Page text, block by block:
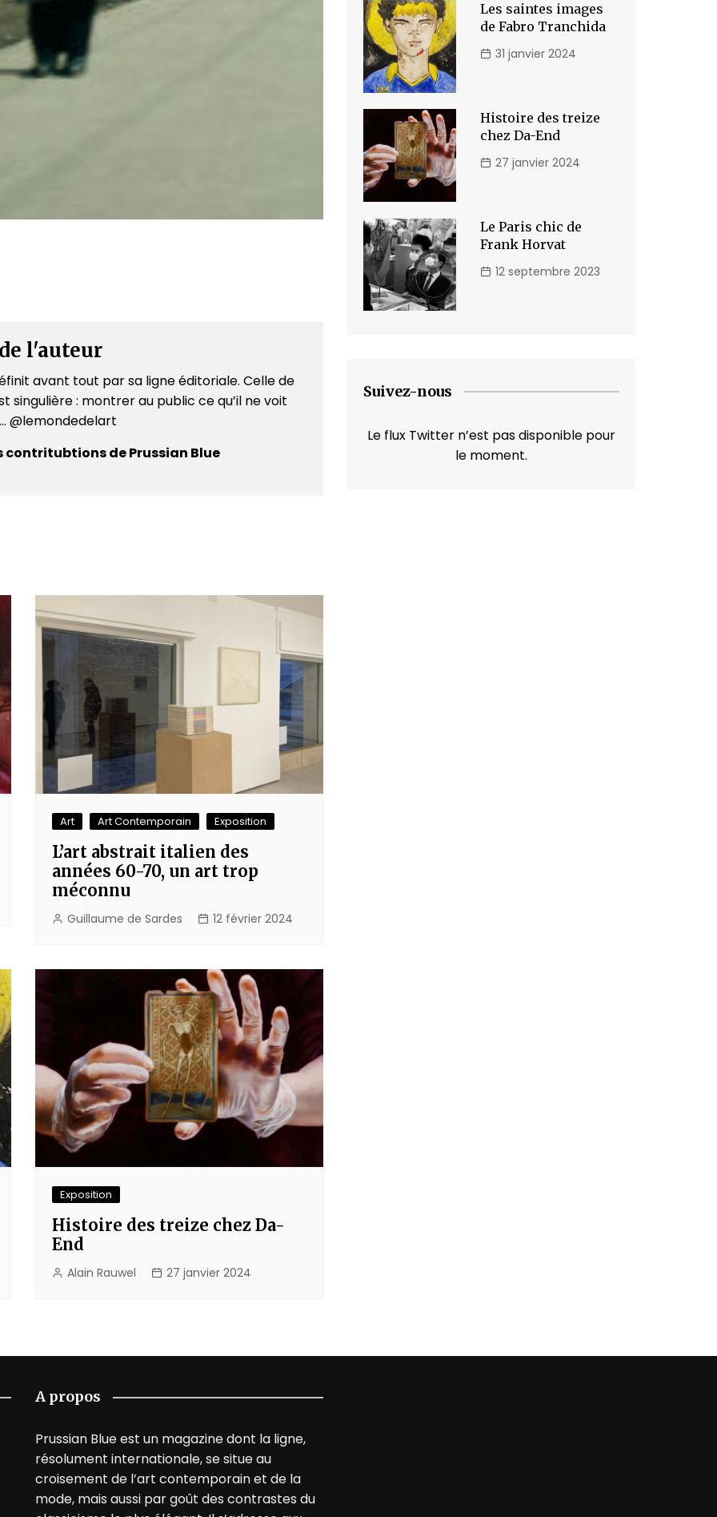
l'auteur
avant tout par sa ligne éditoriale. Celle de
singulière : montrer au public ce qu’il ne voit
@lemondedelart
contritubtions de Prussian Blue
Art Art Contemporain Exposition
L’art abstrait italien des
années 60-70, un art trop
méconnu
Guillaume de Sardes 12 février 2024
Exposition
Histoire des treize chez Da-
End
Alain Rauwel 27 janvier 2024
Les saintes images
de Fabro Tranchida
31 janvier 2024
Histoire des treize
chez Da-End
27 janvier 2024
Le Paris chic de
Frank Horvat
12 septembre 2023
Suivez-nous
Le flux Twitter n’est pas disponible pour
le moment.
A propos
Prussian Blue est un magazine dont la ligne,
résolument internationale, se situe au
croisement de l’art contemporain et de la
mode, mais aussi par goût des contrastes du